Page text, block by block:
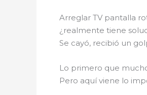
Arreglar TV pantalla
¿realmente tiene
Se cayó, recibió un
Lo primero que
Pero aquí viene lo